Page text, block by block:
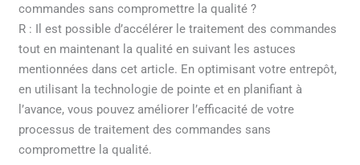
commandes sans compromettre la qualité ?
R : Il est possible d’accélérer le traitement des commandes
tout en maintenant la qualité en suivant les astuces
mentionnées dans cet article. En optimisant votre entrepôt,
en utilisant la technologie de pointe et en planifiant à
l’avance, vous pouvez améliorer l’efficacité de votre
processus de traitement des commandes sans
compromettre la qualité.